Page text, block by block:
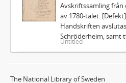
Avskriftssamling från
av 1780-talet. [Defekt]
Handskriften
Schröderheim, samt
Untitled
The National Library of Sweden